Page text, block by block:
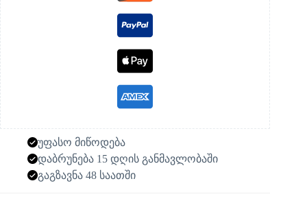
უფასო მიწოდება
დაბრუნება 15 დღის განმავლობაში
გაგზავნა 48 საათში